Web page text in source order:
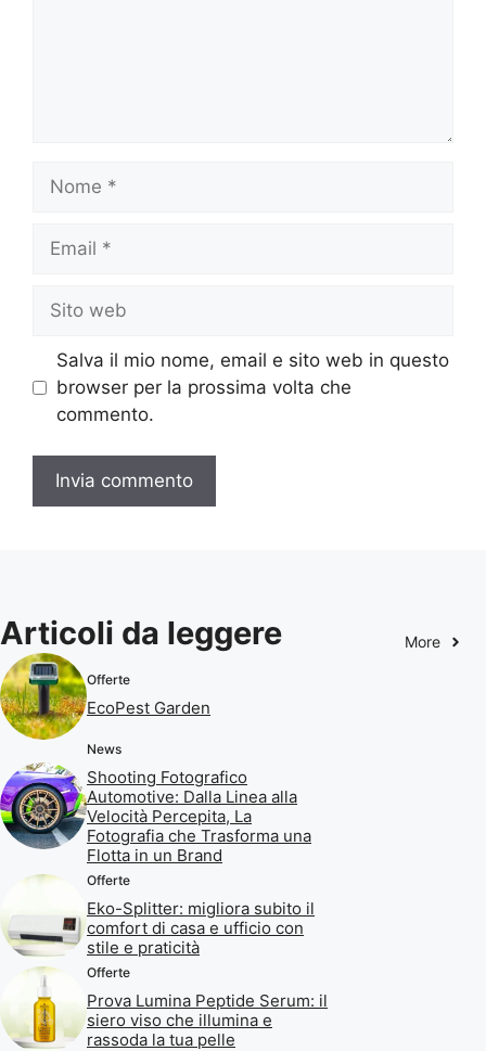
web
Salva il mio nome, email e sito web in questo
browser per la prossima volta che
commento.
Articoli da leggere More
Offerte
EcoPest Garden
News
Shooting Fotografico
Automotive: Dalla Linea alla
Velocità Percepita, La
Fotografia che Trasforma una
Flotta in un Brand
Offerte
Eko-Splitter: migliora subito il
comfort di casa e ufficio con
stile e praticità
Offerte
Prova Lumina Peptide Serum: il
siero viso che illumina e
rassoda la tua pelle